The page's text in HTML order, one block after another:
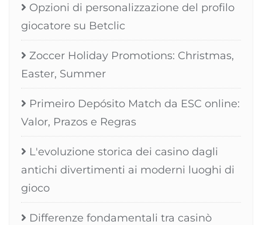
Opzioni di personalizzazione del profilo
giocatore su Betclic
Zoccer Holiday Promotions: Christmas,
Easter, Summer
Primeiro Depósito Match da ESC online:
Valor, Prazos e Regras
L'evoluzione storica dei casino dagli
antichi divertimenti ai moderni luoghi di
gioco
Differenze fondamentali tra casinò